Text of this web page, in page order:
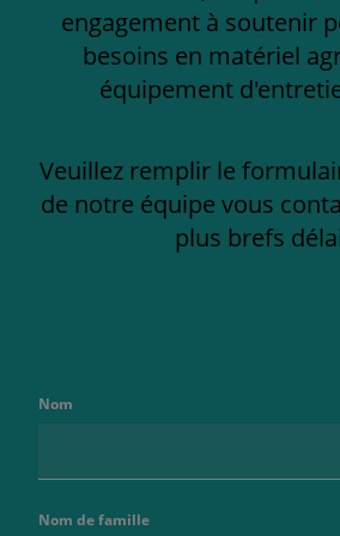
engagement à soutenir
besoins en matériel
équipement
Veuillez remplir le
de notre équipe vous
plus brefs
Nom
Nom de famille